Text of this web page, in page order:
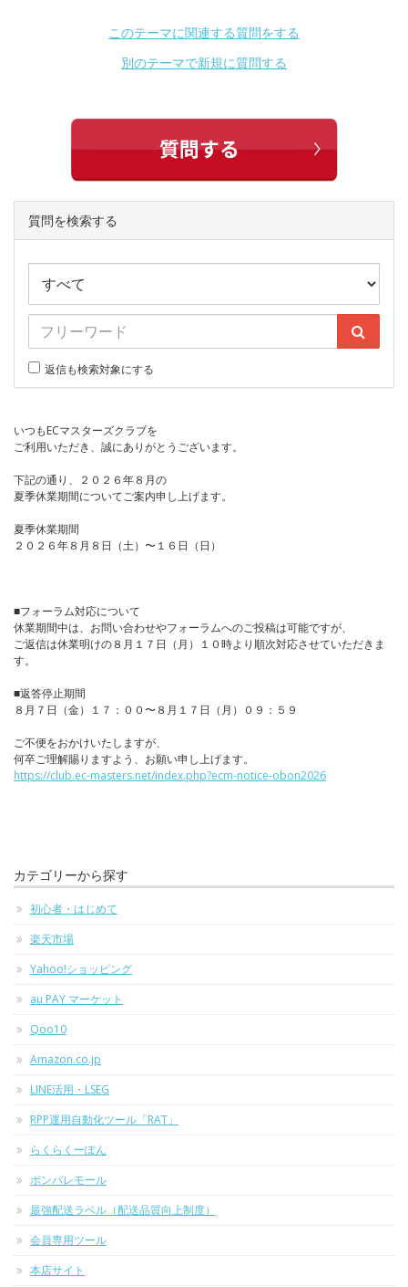
このテーマに関連する質問をする
別のテーマで新規に質問する
質問を検索する
返信も検索対象にする
いつもECマスターズクラブを
ご利用いただき、誠にありがとうございます。
下記の通り、２０２６年８月の
夏季休業期間についてご案内申し上げます。
夏季休業期間
２０２６年８月８日（土）〜１６日（日）
■フォーラム対応について
休業期間中は、お問い合わせやフォーラムへのご投稿は可能ですが、
ご返信は休業明けの８月１７日（月）１０時より順次対応させていただきま
す。
■返答停止期間
８月７日（金）１７：００〜８月１７日（月）０９：５９
ご不便をおかけいたしますが、
何卒ご理解賜りますよう、お願い申し上げます。
https://club.ec-masters.net/index.php?ecm-notice-obon2026
カテゴリーから探す
初心者・はじめて
楽天市場
Yahoo!ショッピング
au PAY マーケット
Qoo10
Amazon.co.jp
LINE活用・LSEG
RPP運用自動化ツール「RAT」
らくらくーぽん
ポンパレモール
最強配送ラベル（配送品質向上制度）
会員専用ツール
本店サイト